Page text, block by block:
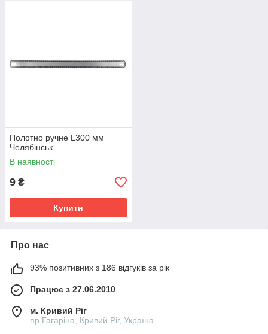
Полотно ручне L300 мм
Челябінськ
В наявності
9 ₴
Купити
Про нас
93% позитивних з 186 відгуків за рік
Працює з 27.06.2010
м. Кривий Ріг
пр Гагаріна, Кривий Ріг, Україна